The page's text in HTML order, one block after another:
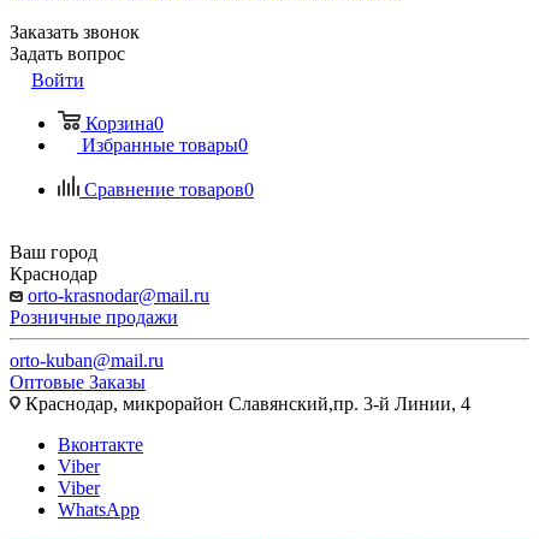
Заказать звонок
Задать вопрос
Войти
Корзина0
Избранные товары0
Сравнение товаров0
Ваш город
Краснодар
orto-krasnodar@mail.ru
Розничные продажи
orto-kuban@mail.ru
Оптовые Заказы
Краснодар, микрорайон Славянский,пр. 3-й Линии, 4
Вконтакте
Viber
Viber
WhatsApp